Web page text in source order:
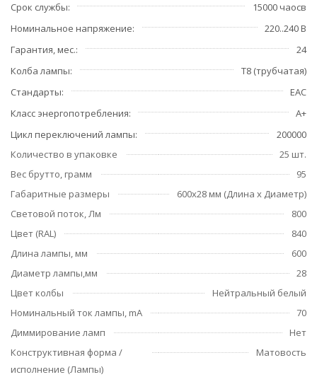
Срок службы
15000 чаосв
Номинальное напряжение
220..240 В
Гарантия, мес.
24
Колба лампы
T8 (трубчатая)
Стандарты
EAC
Класс энергопотребления
A+
Цикл переключений лампы
200000
Количество в упаковке
25 шт.
Вес брутто, грамм
95
Габаритные размеры
600x28 мм (Длина х Диаметр)
Световой поток, Лм
800
Цвет (RAL)
840
Длина лампы, мм
600
Диаметр лампы,мм
28
Цвет колбы
Нейтральный белый
Номинальный ток лампы, mA
70
Диммирование ламп
Нет
Конструктивная форма /
исполнение (Лампы)
Матовость